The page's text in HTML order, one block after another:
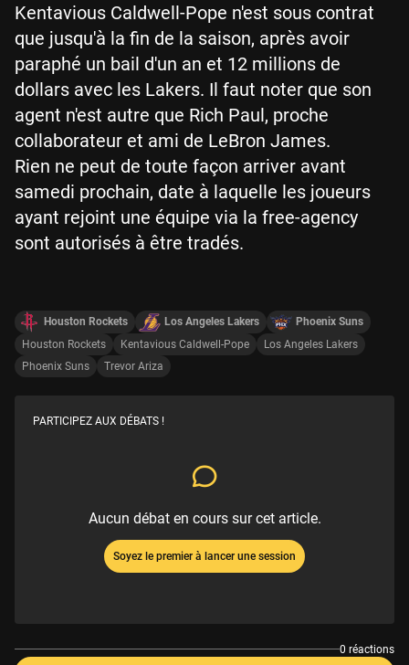
Kentavious Caldwell-Pope n'est sous contrat
que jusqu'à la fin de la saison, après avoir
paraphé un bail d'un an et 12 millions de
dollars avec les Lakers. Il faut noter que son
agent n'est autre que Rich Paul, proche
collaborateur et ami de LeBron James.
Rien ne peut de toute façon arriver avant
samedi prochain, date à laquelle les joueurs
ayant rejoint une équipe via la free-agency
sont autorisés à être tradés.
Houston Rockets Los Angeles Lakers
Phoenix Suns
Houston Rockets
Kentavious Caldwell-Pope
Los Angeles Lakers
Phoenix Suns
Trevor Ariza
PARTICIPEZ AUX DÉBATS !
Aucun débat en cours sur cet article.
Soyez le premier à lancer une session
0 réactions